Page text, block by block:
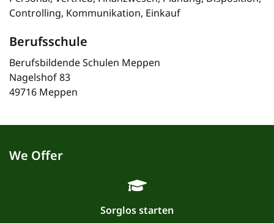
Controlling, Kommunikation, Einkauf
Berufsschule
Berufsbildende Schulen Meppen
Nagelshof 83
49716 Meppen
We Offer
Sorglos starten